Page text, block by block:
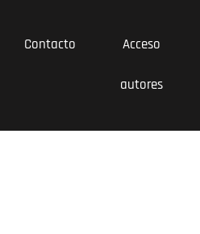
Contacto Acceso
autores